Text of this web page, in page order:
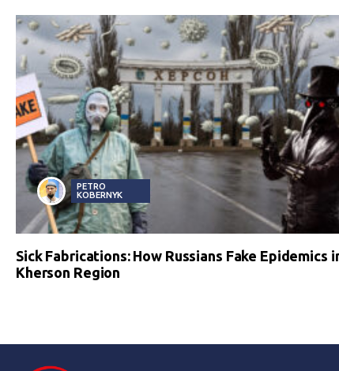
PETRO
KOBERNYK
Sick Fabrications: How Russians Fake Epidemics
Kherson Region